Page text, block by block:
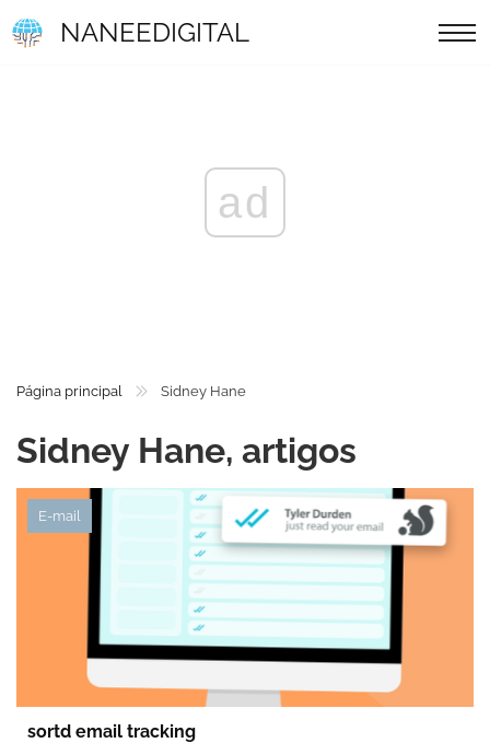
NANEEDIGITAL
ad
Página principal Sidney Hane
Sidney Hane, artigos
E-mail
sortd email tracking